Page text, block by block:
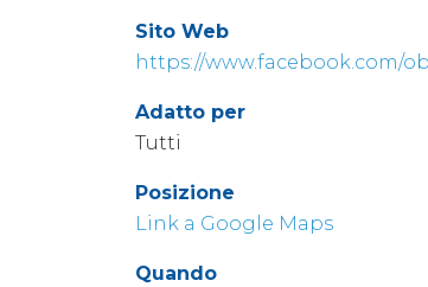
Sito Web
https://www.facebook.com/
Adatto per
Tutti
Posizione
Link a Google Maps
Quando